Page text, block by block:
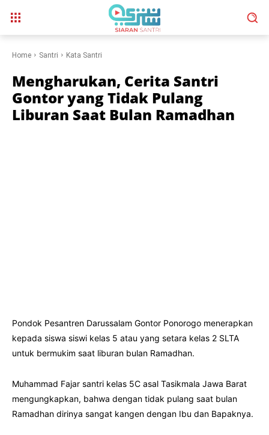
Home Santri Kata Santri
Mengharukan, Cerita Santri
Gontor yang Tidak Pulang
Liburan Saat Bulan Ramadhan
Pondok Pesantren Darussalam Gontor Ponorogo menerapkan
kepada siswa siswi kelas 5 atau yang setara kelas 2 SLTA
untuk bermukim saat liburan bulan Ramadhan.
Muhammad Fajar santri kelas 5C asal Tasikmala Jawa Barat
mengungkapkan, bahwa dengan tidak pulang saat bulan
Ramadhan dirinya sangat kangen dengan Ibu dan Bapaknya.